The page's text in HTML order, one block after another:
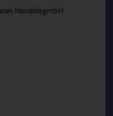
HandelsgmbH